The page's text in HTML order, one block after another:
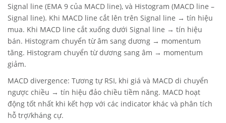
Signal line (EMA 9 của MACD line), và Histogram (MACD line –
Signal line). Khi MACD line cắt lên trên Signal line → tín hiệu
mua. Khi MACD line cắt xuống dưới Signal line → tín hiệu
bán. Histogram chuyển từ âm sang dương → momentum
tăng. Histogram chuyển từ dương sang âm → momentum
giảm.
MACD divergence: Tương tự RSI, khi giá và MACD di chuyển
ngược chiều → tín hiệu đảo chiều tiềm năng. MACD hoạt
động tốt nhất khi kết hợp với các indicator khác và phân tích
hỗ trợ/kháng cự.